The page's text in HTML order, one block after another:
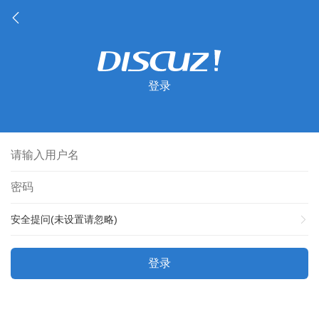
登录
安全提问(未设置请忽略)
登录